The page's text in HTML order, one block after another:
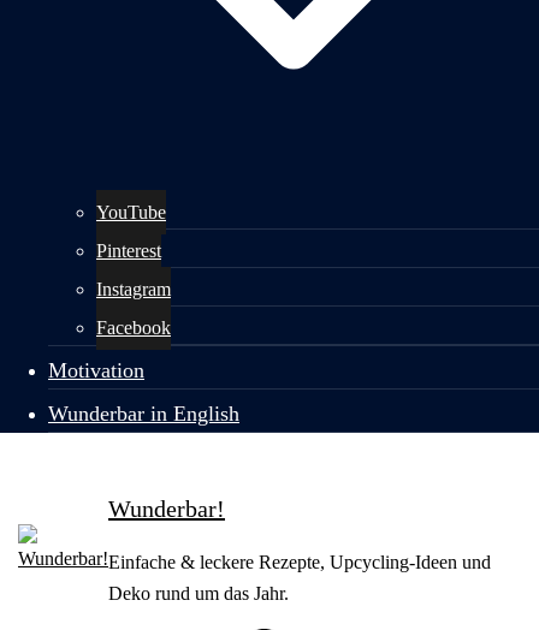
YouTube
Pinterest
Instagram
Facebook
Motivation
Wunderbar in English
Wunderbar!
Einfache & leckere Rezepte, Upcycling-Ideen und
Deko rund um das Jahr.